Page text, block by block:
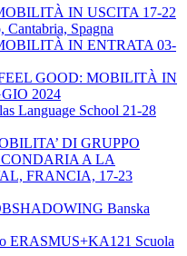
IN USCITA 17-22
Spagna
IN ENTRATA 03-
GOOD: MOBILITÀ IN
2024
Language School 21-28
DI GRUPPO
A LA
FRANCIA, 17-23
Banska
ERASMUS+KA121 Scuola